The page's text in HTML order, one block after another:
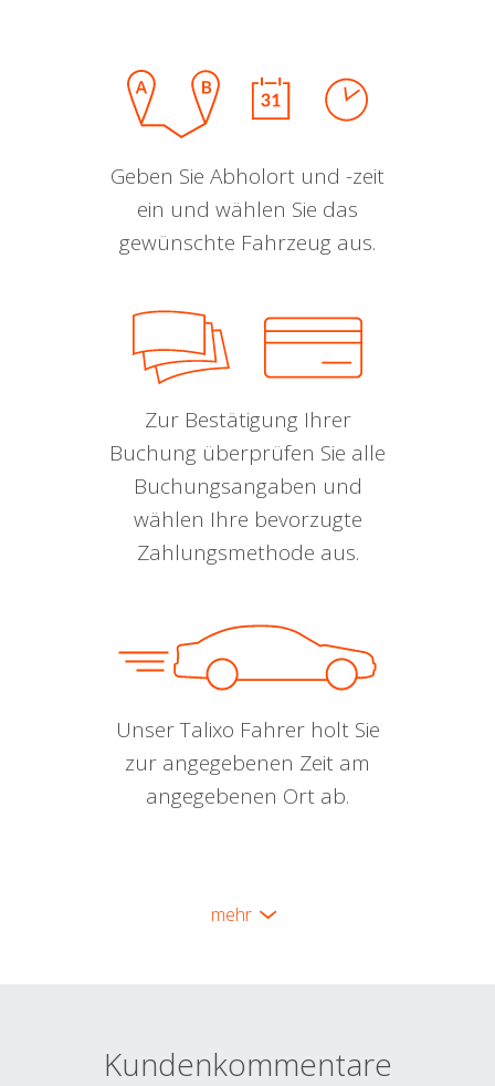
Geben Sie Abholort und -zeit
ein und wählen Sie das
gewünschte Fahrzeug aus.
Zur Bestätigung Ihrer
Buchung überprüfen Sie alle
Buchungsangaben und
wählen Ihre bevorzugte
Zahlungsmethode aus.
Unser Talixo Fahrer holt Sie
zur angegebenen Zeit am
angegebenen Ort ab.
mehr
Kundenkommentare